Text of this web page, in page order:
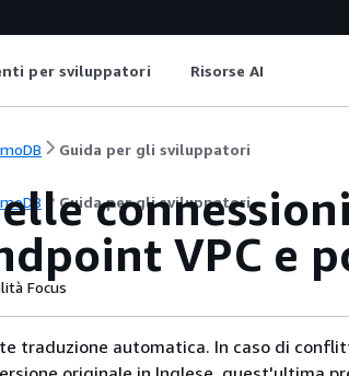
per sviluppatori Risorse AI
Guida per gli sviluppatori
Guida per gli sviluppatori
VPC e
Focus
traduzione automatica. In caso di